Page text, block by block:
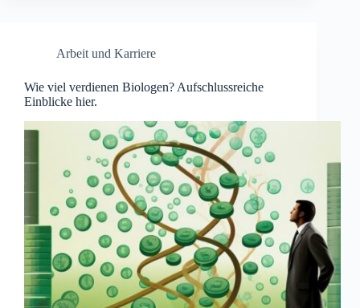
Arbeit und Karriere
Wie viel verdienen Biologen? Aufschlussreiche
Einblicke hier.